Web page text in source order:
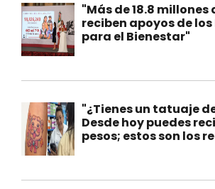
"Más de 18.8 millones
reciben apoyos de
para el Bienestar"
"¿Tienes un tatuaje
Desde hoy puedes
pesos; estos son los